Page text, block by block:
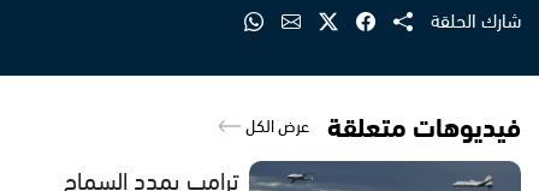
شارك الحلقة
فيديوهات متعلقة عرض الكل
ترامب يمدد السماح